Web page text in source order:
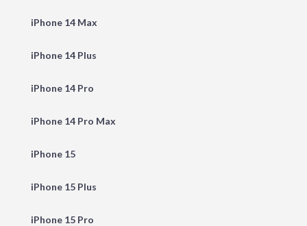
iPhone 14 Max
iPhone 14 Plus
iPhone 14 Pro
iPhone 14 Pro Max
iPhone 15
iPhone 15 Plus
iPhone 15 Pro